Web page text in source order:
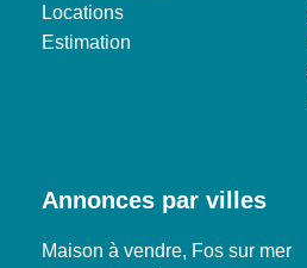
Locations
Estimation
Annonces par villes
Maison à vendre, Fos sur mer